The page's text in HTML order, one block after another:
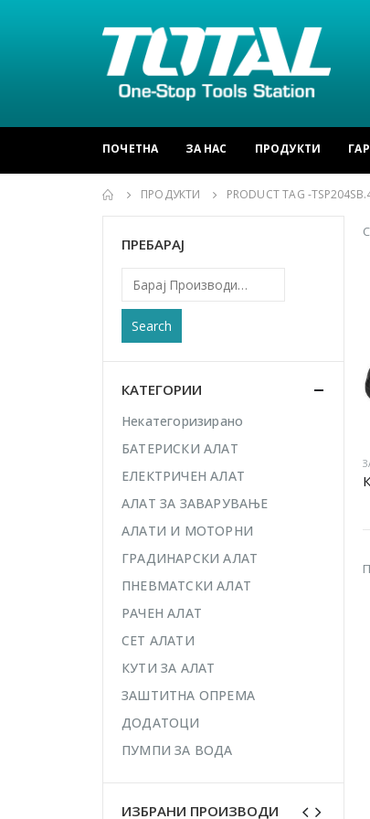
ПОЧЕТНА ЗА НАС ПРОДУКТИ
ПРОДУКТИ PRODUCT TAG -
ПРЕБАРАЈ
Search
КАТЕГОРИИ
Некатегоризирано
БАТЕРИСКИ АЛАТ
ЕЛЕКТРИЧЕН АЛАТ
АЛАТ ЗА ЗАВАРУВАЊЕ
АЛАТИ И МОТОРНИ
ГРАДИНАРСКИ АЛАТ
ПНЕВМАТСКИ АЛАТ
РАЧЕН АЛАТ
СЕТ АЛАТИ
КУТИ ЗА АЛАТ
ЗАШТИТНА ОПРЕМА
ДОДАТОЦИ
ПУМПИ ЗА ВОДА
ИЗБРАНИ ПРОИЗВОДИ